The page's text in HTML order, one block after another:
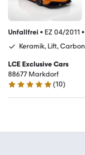
Unfallfrei • EZ 04/2011 •
Keramik, Lift, Carbon
LCE Exclusive Cars
88677 Markdorf
5 Sterne
(10)